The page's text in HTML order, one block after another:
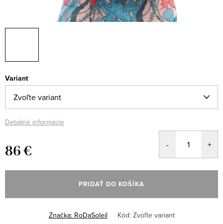
Variant
Detailné informácie
86 €
cena:
PRIDAŤ DO KOŠÍKA
Značka: RoDaSoleil Kód: Zvoľte variant